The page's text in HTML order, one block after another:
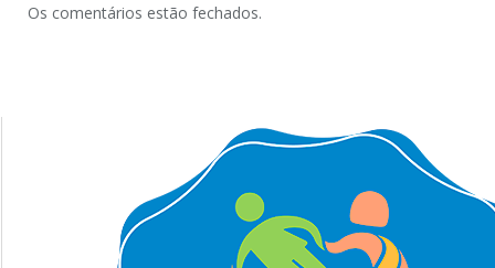
Os comentários estão fechados.